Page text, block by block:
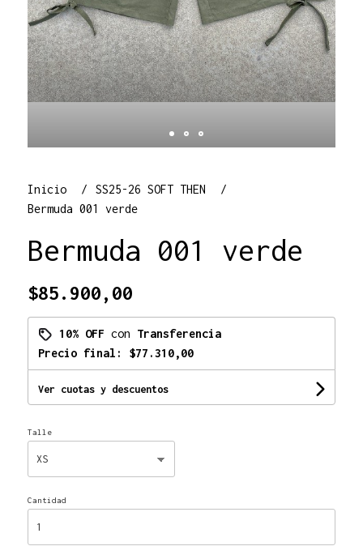
Inicio
SS25-26 SOFT THEN
Bermuda 001 verde
Bermuda 001 verde
$85.900,00
10% OFF con Transferencia
Precio final: $77.310,00
Ver cuotas y descuentos
Talle
Cantidad